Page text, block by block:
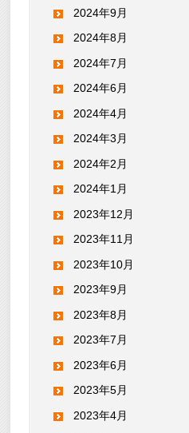
2024年9月
2024年8月
2024年7月
2024年6月
2024年4月
2024年3月
2024年2月
2024年1月
2023年12月
2023年11月
2023年10月
2023年9月
2023年8月
2023年7月
2023年6月
2023年5月
2023年4月